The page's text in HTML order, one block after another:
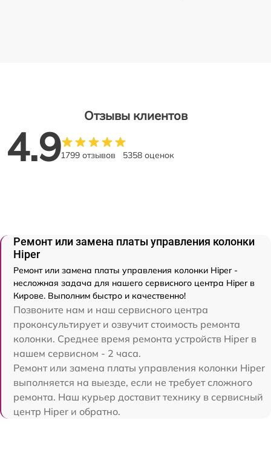
Отзывы клиентов
4.91799 отзывов 5358 оценок
Ремонт или замена платы управления колонки
Hiper
Ремонт или замена платы управления колонки Hiper -
несложная задача для нашего сервисного центра Hiper в
Кирове. Выполним быстро и качественно!
Позвоните нам и наш сервисного центра
проконсультирует и озвучит стоимость ремонта
колонки. Среднее время ремонта устройств Hiper в
нашем сервисном - 2 часа.
Ремонт или замена платы управления колонки Hiper
выполняется на выезде, если не требует сложного
ремонта. Наш курьер доставит технику в сервисный
центр Hiper и обратно.